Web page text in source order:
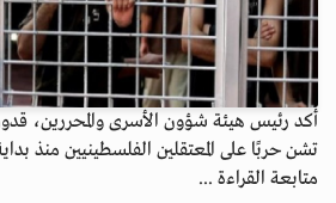
أكد رئيس هيئة شؤون الأسرى والمحررين،
تشن حربًا على المعتقلين الفلسطينيين منذ
متابعة القراءة ...